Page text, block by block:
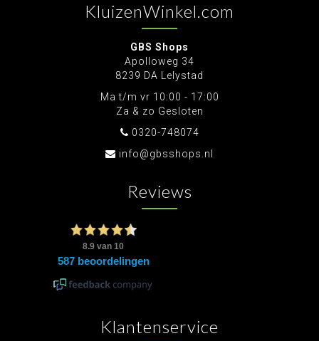
KluizenWinkel.com
GBS Shops
Apolloweg 34
8239 DA Lelystad
Ma t/m vr 10:00 - 17:00
Za & zo Gesloten
0320-748074
info@gbsshops.nl
Reviews
Klantenservice